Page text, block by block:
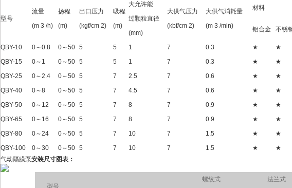
型号
流量
(m 3 /h)
扬程
(m)
出口压力
(kgf/cm 2)
吸程
(m)
大允许能
过颗粒直径
(mm)
大供气压力
(kbf/cm 2)
大供气消耗量
(m 3 /min)
材料
铝合金 不锈
QBY-10 0～0.8 0～50 5 5 1 7 0.3 ★ ★
QBY-15
0～1 0～50 5 5 1 7 0.3 ★ ★
QBY-25
0～2.4 0～50 5 7 2.5 7 0.6 ★ ★
QBY-40
0～8 0～50 5 7 4.5 7 0.6 ★ ★
QBY-50
0～12 0～50 5 7 8 7 0.9 ★ ★
QBY-65
0～16 0～50 5 7 8 7 0.9 ★ ★
QBY-80
0～24 0～50 5 7 10 7 1.5 ★ ★
QBY-100
0～30 0～50 5 7 10 7 1.5 ★ ★
气动隔膜泵安装尺寸图表：
型号
螺纹式
法兰式